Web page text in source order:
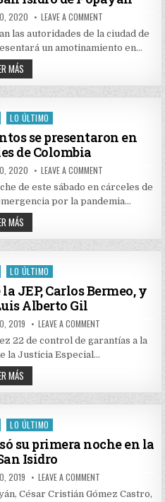
ISIDRO
DE
PARTE
DEL
DIRECTOR
DE
LA
CÁRCEL
SAN
ISIDRO
DE
POPAYÁN
2020 LEAVE A COMMENT
EN
CÁRCEL
POPAYÁN
las autoridades de la ciudad de
un amotinamiento en…
MÁSMOTÍN
EN
LA
CÁRCEL
ISIDRO
DE
POPAYÁN
LO ÚLTIMO
se presentaron en
de Colombia
2020 LEAVE A COMMENT
AMOTINAMIENTOS
PRESENTARON
DE
de este sábado en cárceles de
por la pandemia…
MÁSGRAVES
AMOTINAMIENTOS
SE
PRESENTARON
VARIAS
CÁRCELES
DE
COLOMBIA
LO ÚLTIMO
JEP, Carlos Bermeo, y
Alberto Gil
2019 LEAVE A COMMENT
LA
CARLOS
Y
GIL
22 de control de garantías a la
la Justicia Especial…
MÁSA
LA
CÁRCEL
EXFISCAL
LA
JEP,
CARLOS
BERMEO,
Y
EXSENADOR
LUIS
ALBERTO
GIL
LO ÚLTIMO
su primera noche en la
Isidro
2019 LEAVE A COMMENT
DE
César Cristián Gómez Castro,